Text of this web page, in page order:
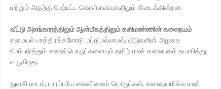
மற்றும் அதற்கு மேற்பட்ட கொள்ளளவுகளிலும் கிடைக்கின்றன.
வீட்டு அலங்காரத்திலும் ஆன்மீகத்திலும் களிமண்ணின் கலைநயம்
சமையல் பாத்திரங்களோடு மட்டுமல்லாமல், வீடுகளின் அழகை
மேம்படுத்தும் கலைப்பொருட்களையும் தமிழ் மண் கலையகம் தயாரித்து
வருகிறது.
துளசி மாடம், பாரம்பரிய கைவினைப் பொருட்கள், கலைநயமிக்க மண்